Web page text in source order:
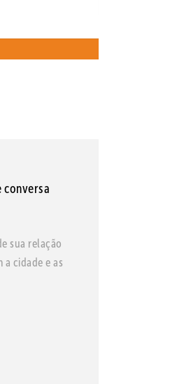
conversa
sua relação
cidade e as